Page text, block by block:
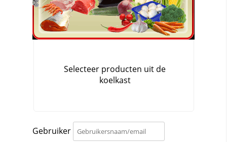
Gebruiker